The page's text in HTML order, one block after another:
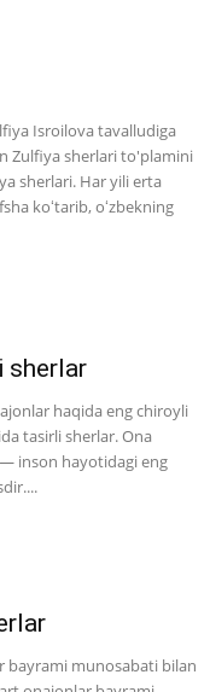
Isroilova tavalludiga
Zulfiya sherlari to'plamini
sherlari. Har yili erta
koʻtarib, oʻzbekning
sherlar
haqida eng chiroyli
tasirli sherlar. Ona
inson hayotidagi eng
bayrami munosabati bilan